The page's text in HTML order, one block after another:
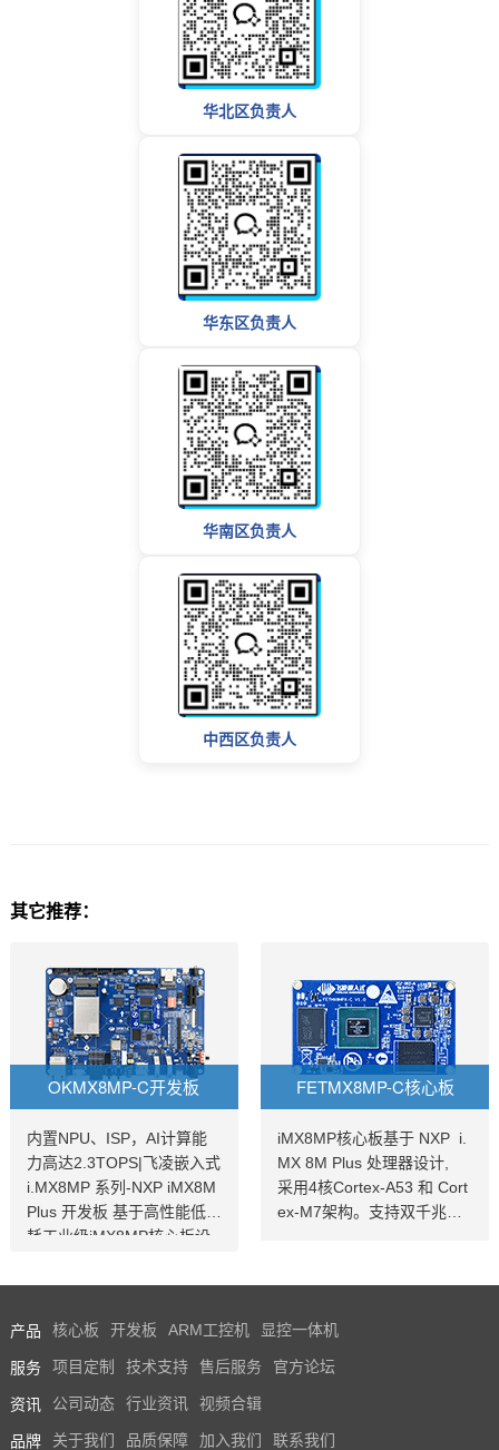
华北区负责人
华东区负责人
华南区负责人
中西区负责人
其它推荐：
OKMX8MP-C开发板
内置NPU、ISP，AI计算能
力高达2.3TOPS|飞凌嵌入式
i.MX8MP 系列-NXP iMX8M
Plus 开发板 基于高性能低功
耗工业级iMX8MP核心板设
接口。iMX8MP开发板内置N
支持4K，支持双图像信号处
理器（ISP），是一款支持Li
MX8MP开发板。
FETMX8MP-C核心板
iMX8MP核心板基于 NXP i.
MX 8M Plus 处理器设计,
采用4核Cortex-A53 和 Cort
ex-M7架构。支持双千兆网
且i.MX8MP功耗更低≤2W 。
器学习和视觉、高级多媒体
以及具有高可靠性的工业自
用的需求。飞凌iMX8MP核
产品 核心板 开发板 ARM工控机 显控一体机
服务 项目定制 技术支持 售后服务 官方论坛
资讯 公司动态 行业资讯 视频合辑
品牌 关于我们 品质保障 加入我们 联系我们